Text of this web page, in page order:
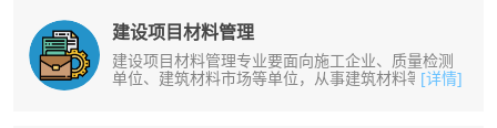
建设项目材料管理
建设项目材料管理专业要面向施工企业、质量检测
单位、建筑材料市场等单位，从事建筑材料等相关
[详情]